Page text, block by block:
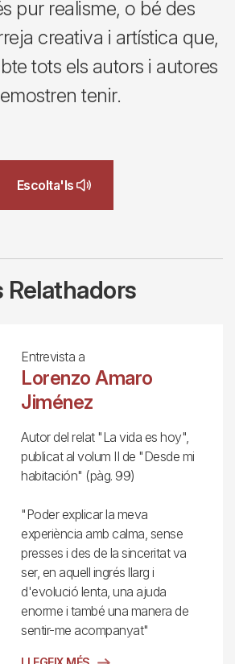
pur realisme, o bé des
creativa i artística que,
tots els autors i autores
tenir.
Escolta'ls
Relathadors
Entrevista a
Lorenzo Amaro
Jiménez
Autor del relat "La vida es hoy",
publicat al volum II de "Desde mi
habitación" (pàg. 99)
"Poder explicar la meva
experiència amb calma, sense
presses i des de la sinceritat va
ser, en aquell ingrés llarg i
d'evolució lenta, una ajuda
enorme i també una manera de
sentir-me acompanyat"